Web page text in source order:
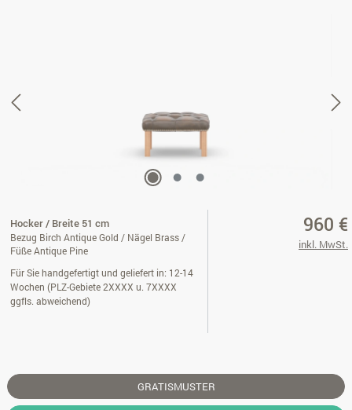
Hocker / Breite 51 cm
Bezug Birch Antique Gold / Nägel Brass /
Füße Antique Pine
Für Sie handgefertigt und geliefert in: 12-14
Wochen (PLZ-Gebiete 2XXXX u. 7XXXX
ggfls. abweichend)
960 €
inkl. MwSt.
GRATISMUSTER